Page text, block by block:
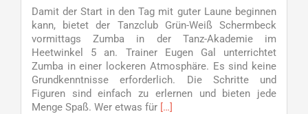
Damit der Start in den Tag mit guter Laune beginnen
kann, bietet der Tanzclub Grün-Weiß Schermbeck
vormittags Zumba in der Tanz-Akademie im
Heetwinkel 5 an. Trainer Eugen Gal unterrichtet
Zumba in einer lockeren Atmosphäre. Es sind keine
Grundkenntnisse erforderlich. Die Schritte und
Figuren sind einfach zu erlernen und bieten jede
Menge Spaß. Wer etwas für Read
[…]